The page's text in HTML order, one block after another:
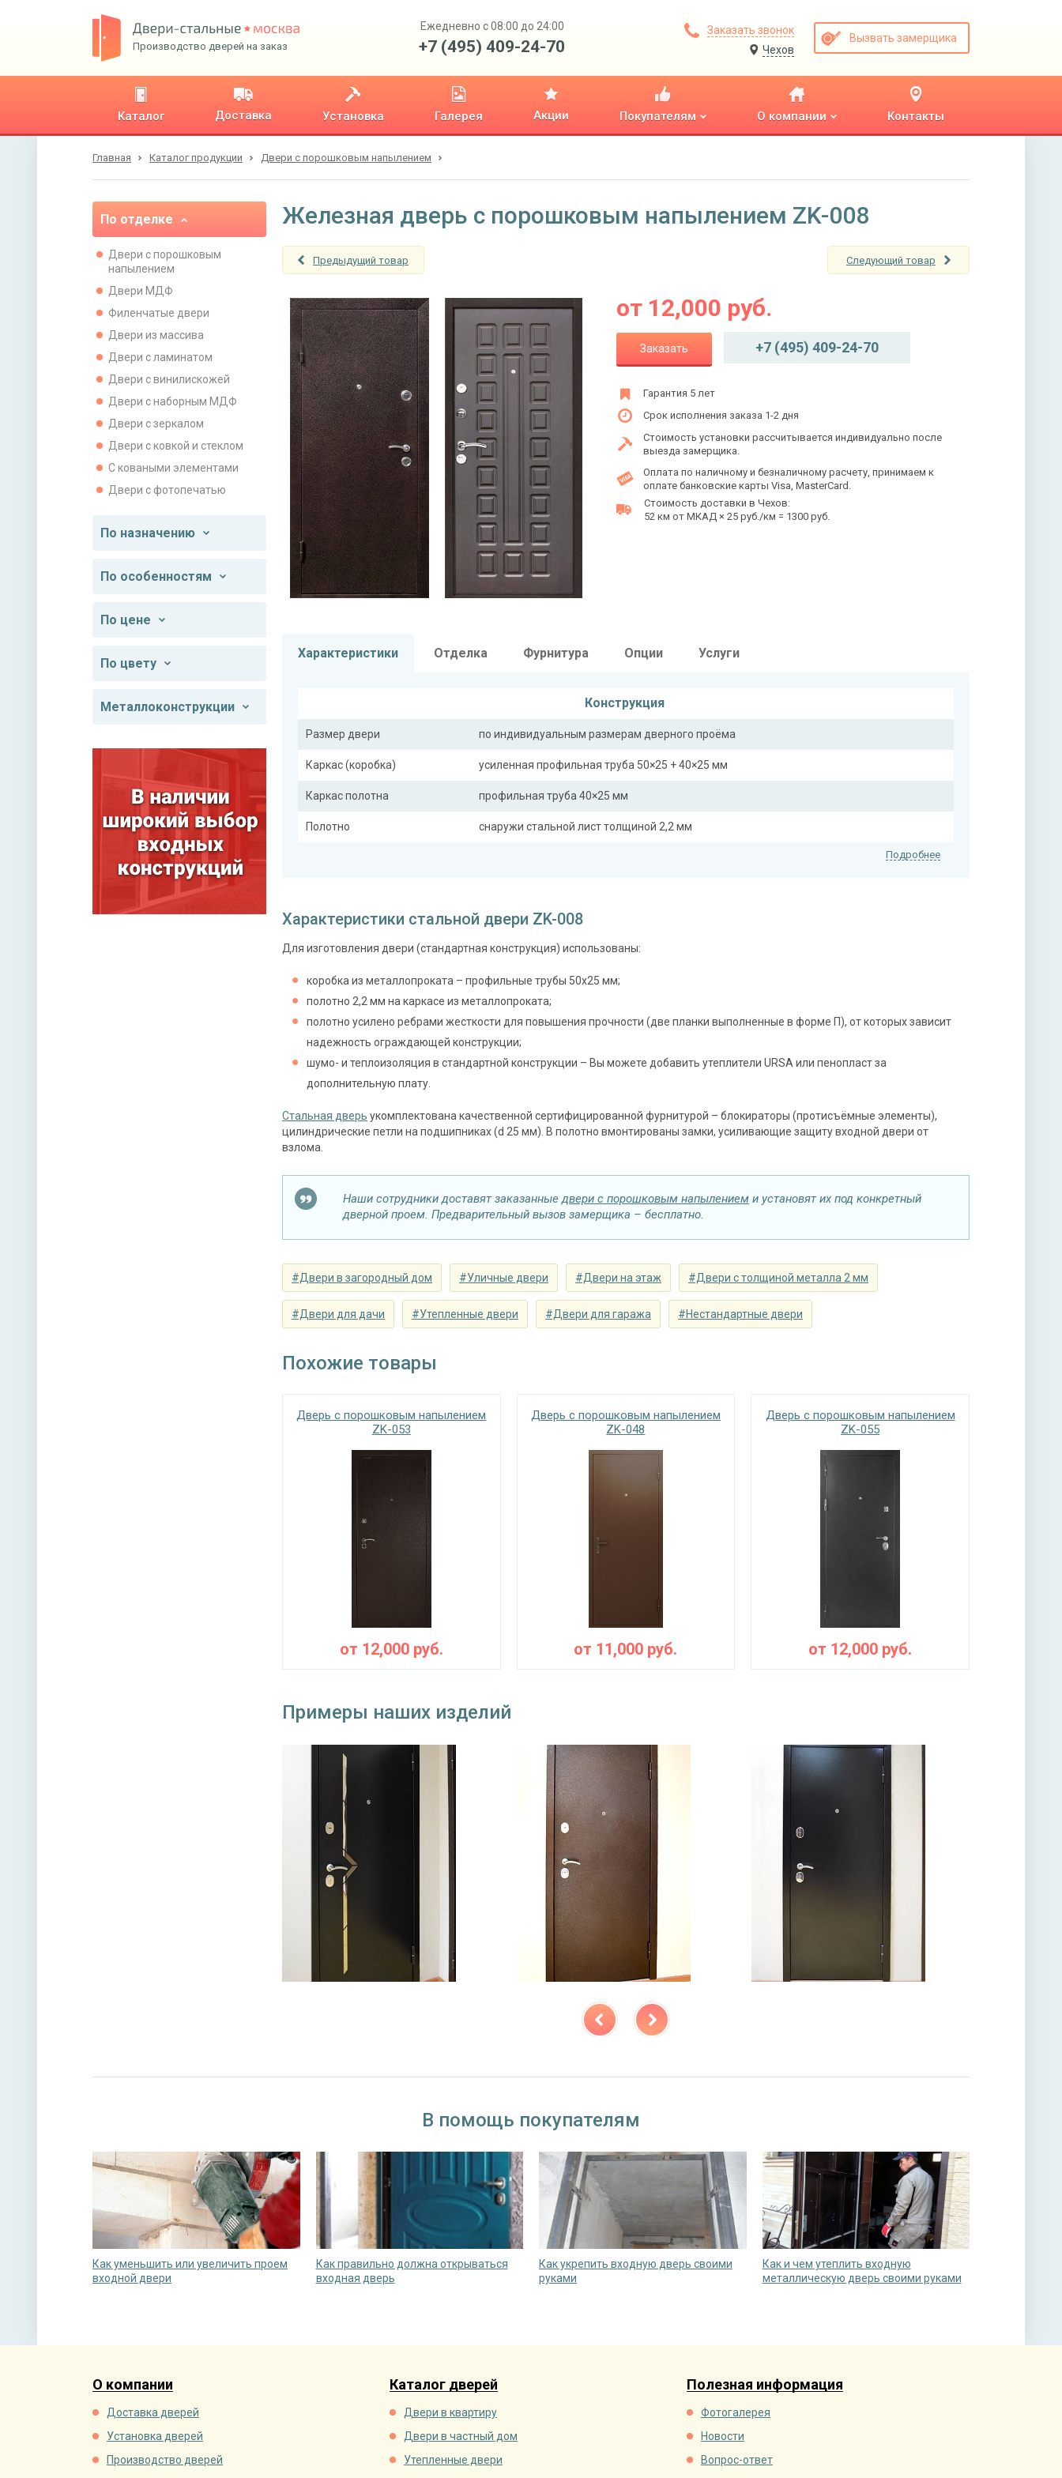
Производство дверей на заказ
Ежедневно с 08:00 до 24:00
+7 (495) 409-24-70
Заказать звонок
Чехов
Вызвать замерщика
Каталог Доставка Установка Галерея Акции Покупателям О компании Контакты
Главная Каталог продукции Двери с порошковым напылением
По отделке
Двери с порошковым
напылением
Двери МДФ
Филенчатые двери
Двери из массива
Двери с ламинатом
Двери с винилискожей
Двери с наборным МДФ
Двери с зеркалом
Двери с ковкой и стеклом
С коваными элементами
Двери с фотопечатью
По назначению
По особенностям
По цене
По цвету
Металлоконструкции
Железная дверь с порошковым напылением ZK-008
Предыдущий товар Следующий товар
от 12,000 руб.
Заказать +7 (495) 409-24-70
Гарантия 5 лет
Срок исполнения заказа 1-2 дня
Стоимость установки рассчитывается индивидуально после
выезда замерщика.
Оплата по наличному и безналичному расчету, принимаем к
оплате банковские карты Visa, MasterCard.
Стоимость доставки в Чехов:
52 км от МКАД × 25 руб./км = 1300 руб.
Характеристики Отделка Фурнитура Опции Услуги
Конструкция
Размер двери по индивидуальным размерам дверного проёма
Каркас (коробка) усиленная профильная труба 50×25 + 40×25 мм
Каркас полотна профильная труба 40×25 мм
Полотно снаружи стальной лист толщиной 2,2 мм
Отделка снаружи порошковое напыление (цвет на выбор)
Отделка внутри панель из МДФ 10 мм (цвет и фрезеровка на выбор)
Запирающие устройства и фурнитура
Верхний замок сувальдный (сейфовый) «ПРО-САМ 799», 3-х ригельный, 2-х оборотный
Нижний замок цилиндровый «ПРО-САМ ЗВ 4-31/55» с нажимной ручкой, 3-х ригельный, 2-х оборотный
Петли ⌀25 мм (2 шт.)
Изоляционные материалы
наружное / внутреннее,
левое / правое (на выбор)
Подробнее
Характеристики стальной двери ZK-008
Для изготовления двери (стандартная конструкция) использованы:
коробка из металлопроката – профильные трубы 50х25 мм;
полотно 2,2 мм на каркасе из металлопроката;
полотно усилено ребрами жесткости для повышения прочности (две планки выполненные в форме П), от которых зависит
надежность ограждающей конструкции;
шумо- и теплоизоляция в стандартной конструкции – Вы можете добавить утеплители URSA или пенопласт за
дополнительную плату.
Стальная дверь укомплектована качественной сертифицированной фурнитурой – блокираторы (протисъёмные элементы),
цилиндрические петли на подшипниках (d 25 мм). В полотно вмонтированы замки, усиливающие защиту входной двери от
взлома.
Наши сотрудники доставят заказанныедвери с порошковым напылением и установят их под конкретный
дверной проем. Предварительный вызов замерщика – бесплатно.
#Двери в загородный дом #Уличные двери #Двери на этаж #Двери с толщиной металла 2 мм
#Двери для дачи #Утепленные двери #Двери для гаража #Нестандартные двери
Похожие товары
Дверь с порошковым напылением
ZK-053
от 12,000руб.
Дверь с порошковым напылением
ZK-048
от 11,000 руб.
Дверь с порошковым напылением
ZK-055
от 12,000 руб.
Примеры наших изделий
В помощь покупателям
Как уменьшить или увеличить проем
входной двери
Как правильно должна открываться
входная дверь
Как укрепить входную дверь своими
руками
Как и чем утеплить входную
металлическую дверь своими руками
О компании
Доставка дверей
Установка дверей
Производство дверей
Каталог дверей
Двери в квартиру
Двери в частный дом
Утепленные двери
Полезная информация
Фотогалерея
Новости
Вопрос-ответ